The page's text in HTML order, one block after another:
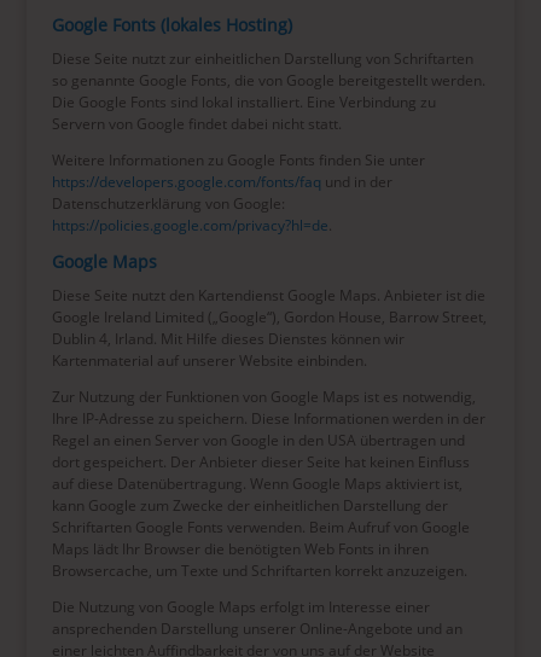
Google Fonts (lokales Hosting)
Diese Seite nutzt zur einheitlichen Darstellung von Schriftarten
so genannte Google Fonts, die von Google bereitgestellt werden.
Die Google Fonts sind lokal installiert. Eine Verbindung zu
Servern von Google findet dabei nicht statt.
Weitere Informationen zu Google Fonts finden Sie unter
https://developers.google.com/fonts/faq und in der
Datenschutzerklärung von Google:
https://policies.google.com/privacy?hl=de.
Google Maps
Diese Seite nutzt den Kartendienst Google Maps. Anbieter ist die
Google Ireland Limited („Google“), Gordon House, Barrow Street,
Dublin 4, Irland. Mit Hilfe dieses Dienstes können wir
Kartenmaterial auf unserer Website einbinden.
Zur Nutzung der Funktionen von Google Maps ist es notwendig,
Ihre IP-Adresse zu speichern. Diese Informationen werden in der
Regel an einen Server von Google in den USA übertragen und
dort gespeichert. Der Anbieter dieser Seite hat keinen Einfluss
auf diese Datenübertragung. Wenn Google Maps aktiviert ist,
kann Google zum Zwecke der einheitlichen Darstellung der
Schriftarten Google Fonts verwenden. Beim Aufruf von Google
Maps lädt Ihr Browser die benötigten Web Fonts in ihren
Browsercache, um Texte und Schriftarten korrekt anzuzeigen.
Die Nutzung von Google Maps erfolgt im Interesse einer
ansprechenden Darstellung unserer Online-Angebote und an
einer leichten Auffindbarkeit der von uns auf der Website